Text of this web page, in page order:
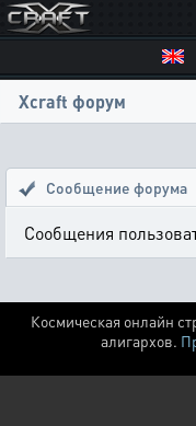
Xcraft форум
Сообщение форума
Сообщения
Космическая онлайн
алигархов.